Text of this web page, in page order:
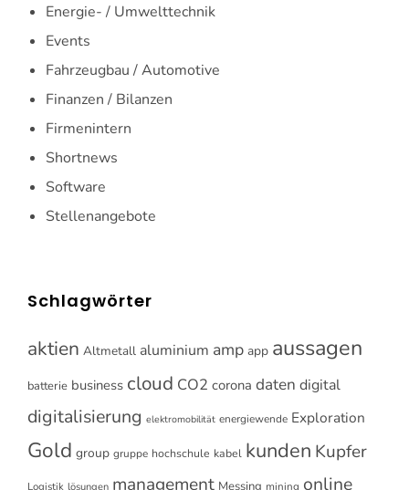
Energie- / Umwelttechnik
Events
Fahrzeugbau / Automotive
Finanzen / Bilanzen
Firmenintern
Shortnews
Software
Stellenangebote
Schlagwörter
aktien Altmetall aluminium amp app aussagen
batterie business cloud CO2 corona daten digital
digitalisierung elektromobilität energiewende Exploration
Gold group gruppe hochschule kabel kunden Kupfer
Logistik lösungen management Messing mining online